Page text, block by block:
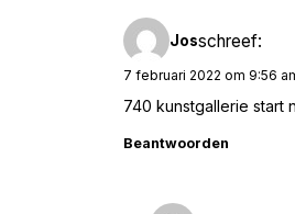
navigatie
Josschreef:
7 februari 2022 om 9:56
740 kunstgallerie start
Beantwoorden